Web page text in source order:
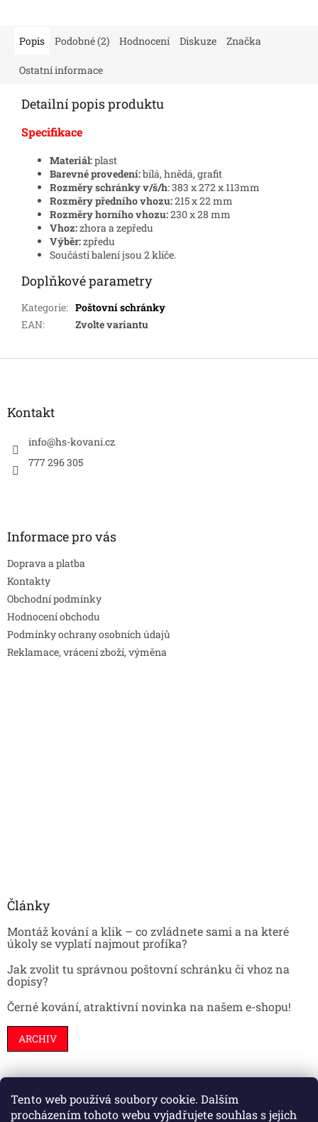
Tento web používá soubory cookie. Dalším
procházením tohoto webu vyjadřujete souhlas s jejich
Popis Podobné (2) Hodnocení Diskuze Značka
Ostatní informace
Detailní popis produktu
Specifikace
Materiál:plast
Barevné provedení:bílá, hnědá, grafit
Rozměry schránky v/š/h: 383 x 272 x 113mm
Rozměry předního vhozu:215 x 22 mm
Rozměry horního vhozu:230 x 28 mm
Vhoz:zhora a zepředu
Výběr:zpředu
Součástí balení jsou 2 klíče.
Doplňkové parametry
Kategorie: Poštovní schránky
EAN: Zvolte variantu
Kontakt
info@hs-kovani.cz
777 296 305
Informace pro vás
Doprava a platba
Kontakty
Obchodní podmínky
Hodnocení obchodu
Podmínky ochrany osobních údajů
Reklamace, vrácení zboží, výměna
Články
Montáž kování a klik – co zvládnete sami a na které
úkoly se vyplatí najmout profíka?
Jak zvolit tu správnou poštovní schránku či vhoz na
dopisy?
Černé kování, atraktivní novinka na našem e-shopu!
ARCHIV
Stavební pouzdra Interiéry Dveře